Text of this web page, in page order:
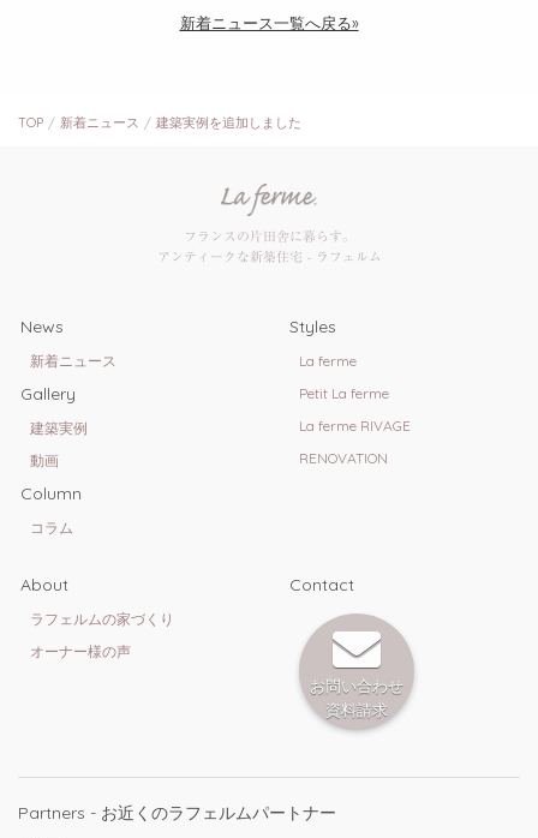
新着ニュース一覧へ戻る»
TOP 新着ニュース 建築実例を追加しました
フランスの片田舎に暮らす。
アンティークな新築住宅 - ラフェルム
News
新着ニュース
Gallery
建築実例
動画
Column
コラム
Styles
La ferme
Petit La ferme
La ferme RIVAGE
RENOVATION
About
ラフェルムの家づくり
オーナー様の声
Contact
お問い合わせ
資料請求
Partners - お近くのラフェルムパートナー